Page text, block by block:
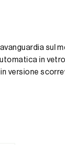
sul
in
versione